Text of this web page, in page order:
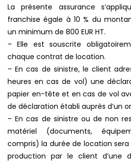
La présente assurance
franchise égale à 10 % du
un minimum de 800 EUR HT.
– Elle est souscrite
chaque contrat de location.
– En cas de sinistre, le client
heures en cas de vol) une
papier en-tête et en cas de vol
de déclaration établi auprès d’un
– En cas de sinistre ou de non
matériel (documents,
compris) la durée de location sera
production par le client d’une